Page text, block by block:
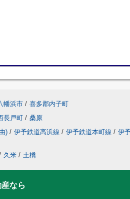
幡浜市 / 喜多郡内子町
長戸町 / 桑原
) / 伊予鉄道高浜線 / 伊予鉄道本町線 / 伊
久米 / 土橋
なら